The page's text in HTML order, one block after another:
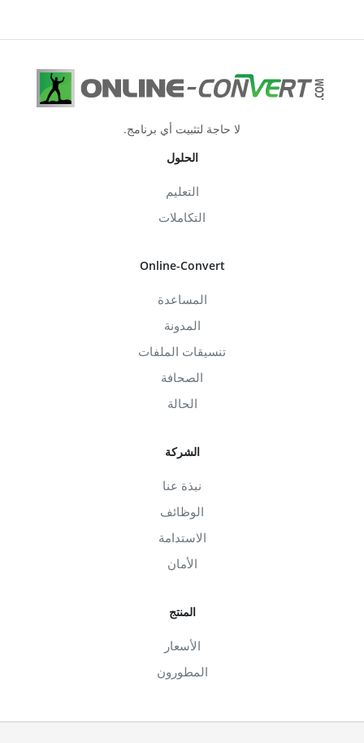
لا حاجة لتثبيت أي برنامج.
الحلول
التعليم
التكاملات
Online-Convert
المساعدة
المدونة
تنسيقات الملفات
الصحافة
الحالة
الشركة
نبذة عنا
الوظائف
الاستدامة
الأمان
المنتج
الأسعار
المطورون